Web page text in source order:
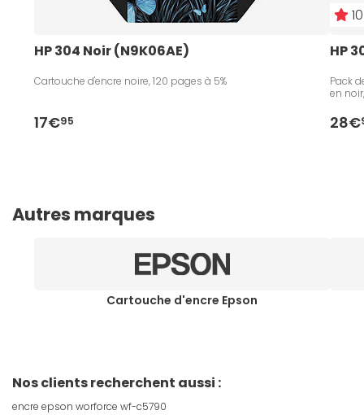
HP 304 Noir (N9K06AE)
Cartouche d'encre noire, 120 pages à 5%
17€95
HP
Pack
en
28€
Autres marques
Cartouche d'encre Epson
Nos clients recherchent aussi :
encre epson worforce wf-c5790